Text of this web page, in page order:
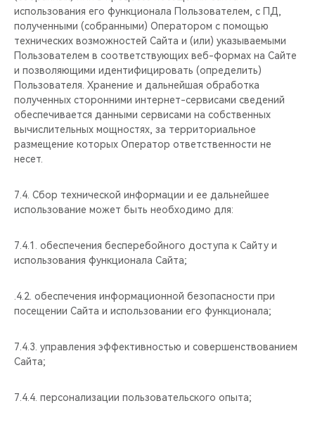
использования его функционала Пользователем, с ПД,
полученными (собранными) Оператором с помощью
технических возможностей Сайта и (или) указываемыми
Пользователем в соответствующих веб-формах на Сайте
и позволяющими идентифицировать (определить)
Пользователя. Хранение и дальнейшая обработка
полученных сторонними интернет-сервисами сведений
обеспечивается данными сервисами на собственных
вычислительных мощностях, за территориальное
размещение которых Оператор ответственности не
несет.
7.4. Сбор технической информации и ее дальнейшее
использование может быть необходимо для:
7.4.1. обеспечения бесперебойного доступа к Сайту и
использования функционала Сайта;
.4.2. обеспечения информационной безопасности при
посещении Сайта и использовании его функционала;
7.4.3. управления эффективностью и совершенствованием
Сайта;
7.4.4. персонализации пользовательского опыта;